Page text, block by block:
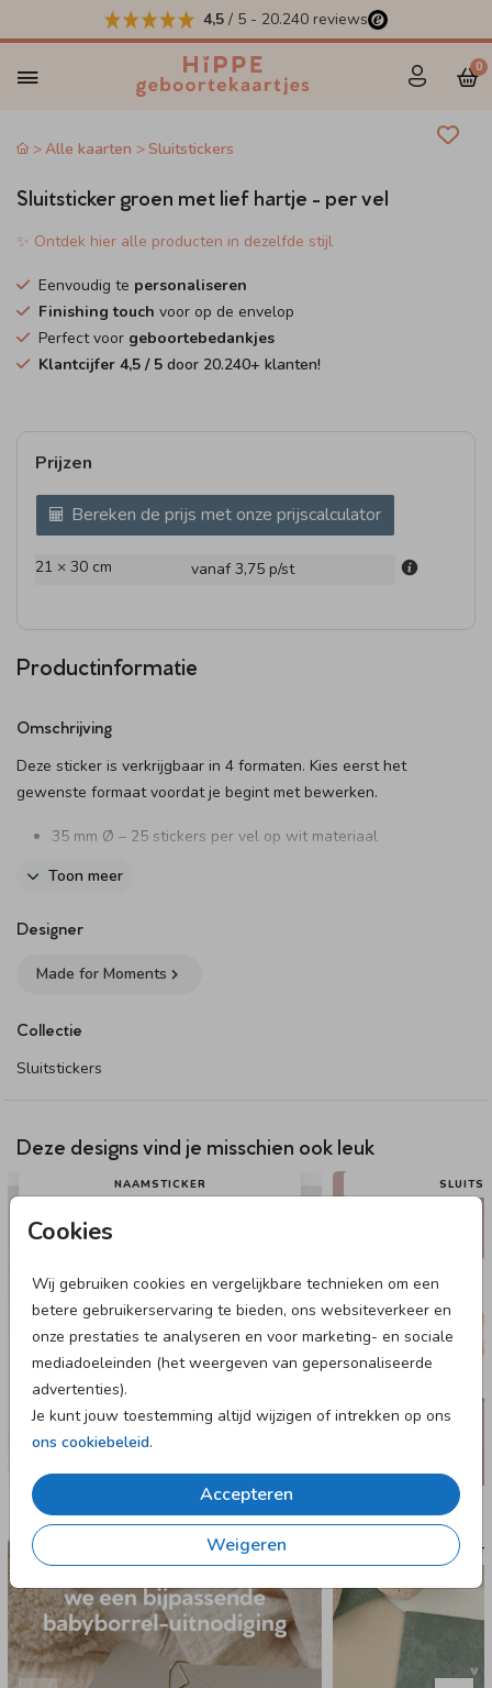
4,5 / 5 - 20.240 reviews
0
Cookies
Wij gebruiken cookies en vergelijkbare technieken om een
betere gebruikerservaring te bieden, ons websiteverkeer en
onze prestaties te analyseren en voor marketing- en sociale
mediadoeleinden (het weergeven van gepersonaliseerde
advertenties).
Je kunt jouw toestemming altijd wijzigen of intrekken op ons
ons cookiebeleid.
Accepteren
Weigeren
Alle kaarten Sluitstickers
Sluitsticker groen met lief hartje - per vel
✨ Ontdek hier alle producten in dezelfde stijl
Eenvoudig te personaliseren
Finishing touch voor op de envelop
Perfect voor geboortebedankjes
Klantcijfer 4,5 / 5 door 20.240+ klanten!
Prijzen
Bereken de prijs met onze prijscalculator
21 × 30 cm vanaf 3,75 p/st
Productinformatie
Omschrijving
Deze sticker is verkrijgbaar in 4 formaten. Kies eerst het
gewenste formaat voordat je begint met bewerken.
35 mm Ø – 25 stickers per vel op wit materiaal
59 mm Ø – 12 stickers per vel (optioneel met folie)
83 mm Ø – 6 stickers per vel (optioneel met folie)
geboorteaankondiging. Pas in onze online editor gemakkelijk
deze sticker aan.
Toon meer
Designer
Made for Moments
Collectie
Sluitstickers
Deze designs vind je misschien ook leuk
NAAMSTICKER
Nog meer in deze stijl